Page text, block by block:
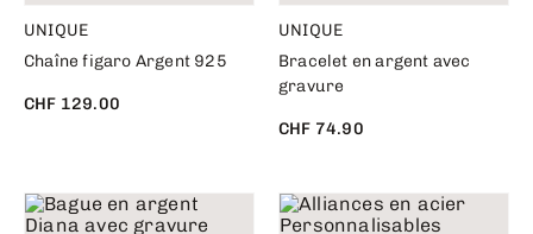
UNIQUE
Chaîne figaro Argent 925
CHF 129.00
UNIQUE
Bracelet en argent avec
gravure
CHF 74.90